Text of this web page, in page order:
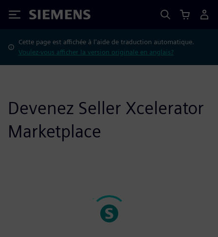
Siemens
Cette page est affichée à l'aide de traduction automatique.
Voulez-vous afficher la version originale en anglais?
Devenez Seller Xcelerator
Marketplace